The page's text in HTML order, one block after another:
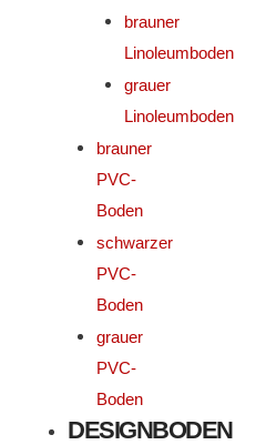
brauner
Linoleumboden
grauer
Linoleumboden
brauner
PVC-
Boden
schwarzer
PVC-
Boden
grauer
PVC-
Boden
DESIGNBODEN